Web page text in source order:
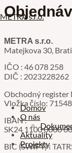
Preskočiť
na
METRA s.r.o.
MenuDomov
O nás
Aktuality
Projekty
METRA s.r.o.
Matejkova 30,
IČO : 46 078 258
DIČ : 2023228262
Obchodný register
Vložka číslo:
IBAN :
SK24 1100 0000
BIC (SWIFT) :